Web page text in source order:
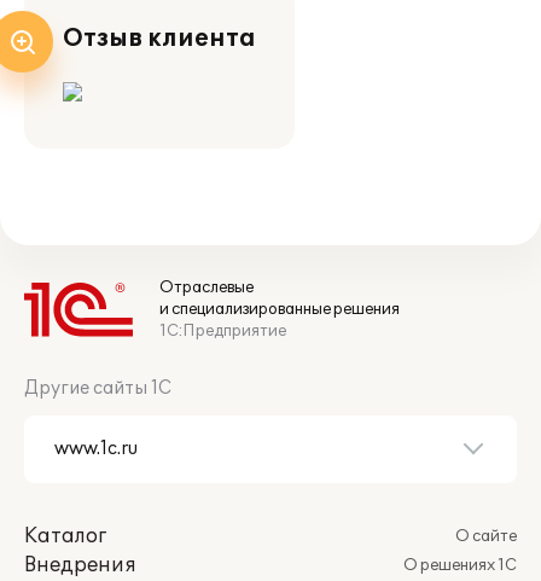
Отзыв клиента
Отраслевые
и специализированные решения
1С:Предприятие
Другие сайты 1С
Каталог
Внедрения
О сайте
О решениях 1С